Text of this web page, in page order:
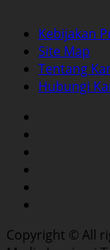
Kebijakan
Site Map
Tentang
Hubungi
Copyright © All